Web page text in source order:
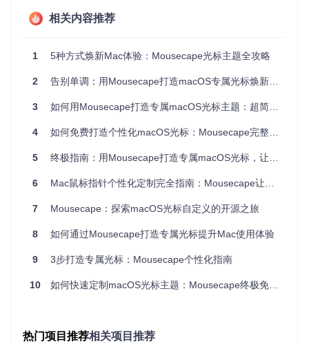
适合不同场景的光标设置方案
Mousecape提供多样化的主题选择，可满足不同使用场景的需
求。"Svanslös Blue"主题以简约蓝色调为主，适合日常办公使
境；"Memori"主题带有科技感设计，适合程序员在代码编辑时
场景。
每个主题都包含完整的光标状态集合，从基本箭头到特殊功能
能看到光标在不同状态下的显示效果。这种实时预览功能让你
提升效率的光标主题管理技巧
高效管理光标主题可以让你的工作流程更加顺畅。Mousecape
的主题管理功能设计简洁而实用，你可以通过简单的点击操作
完成主题切换。软件会自动保存你的选择，下次启动时无需重
新设置。
对于经常切换工作场景的用户，建议建立主题使用习惯：编程
通过视觉变化帮助大脑快速进入相应工作状态。
相关内容推荐
1 5种方式焕新Mac体验：Mousecape光标主题全攻略
2 告别单调：用Mousecape打造macOS专属光标焕新体验
3 如何用Mousecape打造专属macOS光标主题：超简单自定义教程 🖱️
4 如何免费打造个性化macOS光标：Mousecape完整使用指南
5 终极指南：用Mousecape打造专属macOS光标，让你的鼠标指针焕然一新
6 Mac鼠标指针个性化定制完全指南：Mousecape让每个点击都充满创意
7 Mousecape：探索macOS光标自定义的开源之旅
8 如何通过Mousecape打造专属光标提升Mac使用体验
9 3步打造专属光标：Mousecape个性化指南
10 如何快速定制macOS光标主题：Mousecape终极免费指南
热门项目推荐相关项目推荐